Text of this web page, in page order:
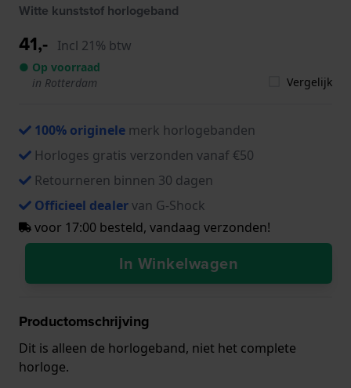
Witte kunststof horlogeband
41,- Incl 21% btw
● Op voorraad
in Rotterdam
Vergelijk
100% originele merk horlogebanden
Horloges gratis verzonden vanaf €50
Retourneren binnen 30 dagen
Officieel dealervan G-Shock
voor 17:00 besteld, vandaag verzonden!
In Winkelwagen
Productomschrijving
Dit is alleen de horlogeband, niet het complete
horloge.